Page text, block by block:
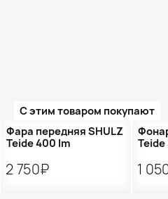
С этим товаром покупают
Фара передняя SHULZ
Teide 400 lm
2 750₽
Teide
1